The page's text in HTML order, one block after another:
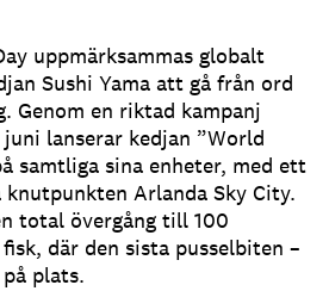
uppmärksammas globalt
Sushi Yama att gå från ord
Genom en riktad kampanj
juni lanserar kedjan ”World
samtliga sina enheter, med ett
Arlanda Sky City.
total övergång till 100
där den sista pusselbiten –
plats.